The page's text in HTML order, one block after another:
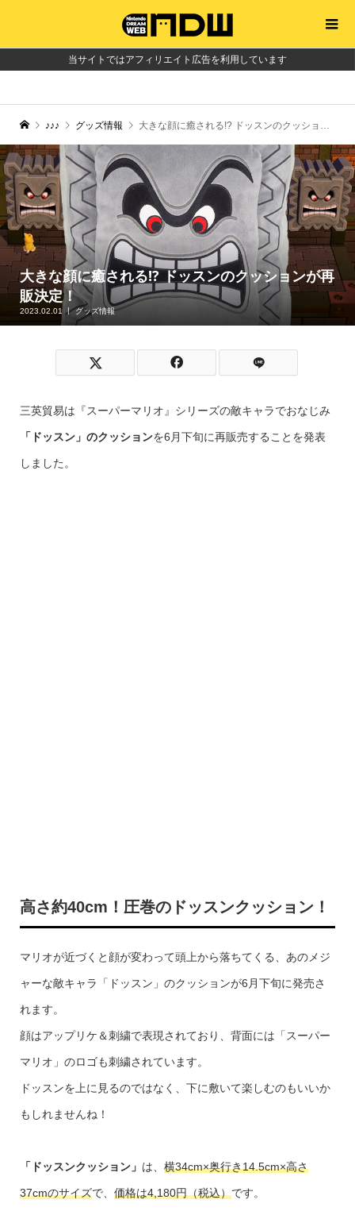
当サイトではアフィリエイト広告を利用しています
♪♪♪ グッズ情報 大きな顔に癒される!? ドッスンのクッションが再販決定！
大きな顔に癒される!? ドッスンのクッションが再
販決定！
2023.02.01 グッズ情報
三英貿易は『スーパーマリオ』シリーズの敵キャラでおなじみ
「ドッスン」のクッションを6月下旬に再販売することを発表
しました。
高さ約40cm！圧巻のドッスンクッション！
マリオが近づくと顔が変わって頭上から落ちてくる、あのメジ
ャーな敵キャラ「ドッスン」のクッションが6月下旬に発売さ
れます。
顔はアップリケ＆刺繍で表現されており、背面には「スーパー
マリオ」のロゴも刺繍されています。
ドッスンを上に見るのではなく、下に敷いて楽しむのもいいか
もしれませんね！
「ドッスンクッション」 は、 横34cm×奥行き14.5cm×高さ
37cmのサイズで、 価格は4,180円（税込）です。